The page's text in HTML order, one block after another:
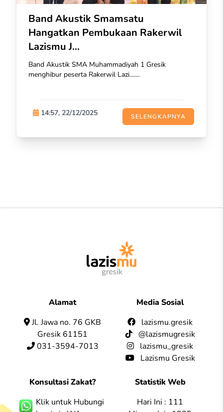
Band Akustik Smamsatu
Hangatkan Pembukaan Rakerwil
Lazismu J...
Band Akustik SMA Muhammadiyah 1 Gresik
menghibur peserta Rakerwil Lazi.......
14:57, 22/12/2025 SELENGKAPNYA
Alamat
Jl. Jawa no. 76 GKB
Gresik 61151
031-3594-7013
Media Sosial
lazismu.gresik
@lazismugresik
lazismu_gresik
Lazismu Gresik
Konsultasi Zakat?
Klik untuk Hubungi
Statistik Web
Hari Ini : 111